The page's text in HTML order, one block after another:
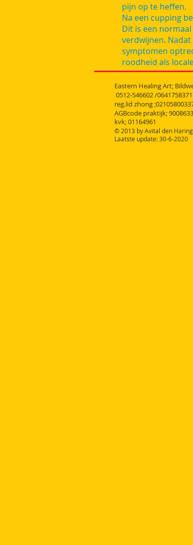
pijn op te heffen.
Na een cupping
Dit is een
verdwijnen.
symptomen
roodheid als
Eastern Healing Art;
0512-546602 /0641758371
reg.lid zhong
AGBcode praktijk;
kvk; 01164961
© 2013 by Avital den Haring
Laatste update: 30-6-2020